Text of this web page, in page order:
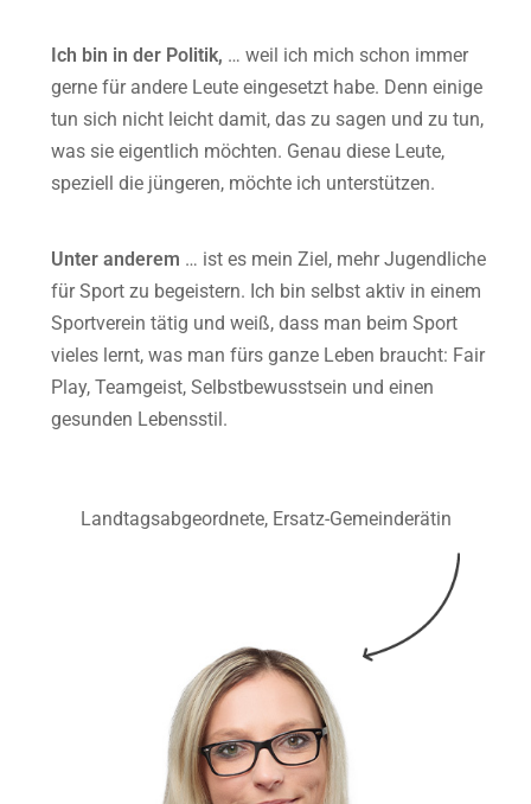
Ich bin in der Politik, … weil ich mich schon immer
gerne für andere Leute eingesetzt habe. Denn einige
tun sich nicht leicht damit, das zu sagen und zu tun,
was sie eigentlich möchten. Genau diese Leute,
speziell die jüngeren, möchte ich unterstützen.
Unter anderem … ist es mein Ziel, mehr Jugendliche
für Sport zu begeistern. Ich bin selbst aktiv in einem
Sportverein tätig und weiß, dass man beim Sport
vieles lernt, was man fürs ganze Leben braucht: Fair
Play, Teamgeist, Selbstbewusstsein und einen
gesunden Lebensstil.
Landtagsabgeordnete, Ersatz-Gemeinderätin